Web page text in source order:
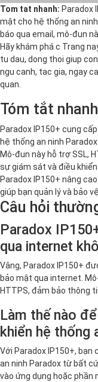
Tom tat nhanh: Paradox
mật cho hệ thống an
báo qua email, mô-đun
Hãy khám phá c Trang
tu dau, dong thoi giup
ngu canh, tac gia, ngay
quan.
Tóm tắt nhanh
Paradox IP150+ cung
hệ thống an ninh Paradox.
Mô-đun này hỗ trợ SSL,
sự giám sát và điều
Paradox IP150+ nâng
giúp bạn quản lý và bảo
Câu hỏi
Paradox
qua internet
Vâng, Paradox IP150+
bảo mật qua internet.
HTTPS, đảm bảo thông
Làm thế nào
khiển hệ thống
Với Paradox IP150+, bạn
an ninh Paradox từ bất
vào ứng dụng hoặc